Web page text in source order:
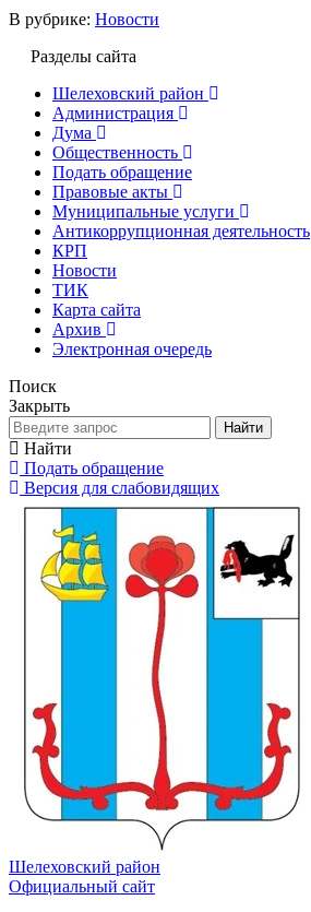
В рубрике: Новости
Разделы сайта
Шелеховский район
Администрация
Дума
Общественность
Подать обращение
Правовые акты
Муниципальные услуги
Антикоррупционная деятельность
КРП
Новости
ТИК
Карта сайта
Архив
Электронная очередь
Поиск
Закрыть
Найти
Найти
Подать обращение
Версия для слабовидящих
Шелеховский район
Официальный сайт